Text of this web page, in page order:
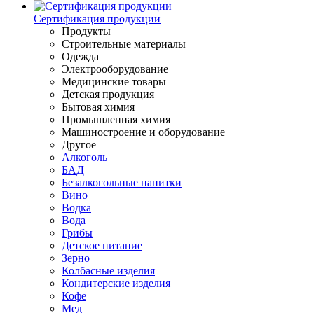
Сертификация продукции
Продукты
Строительные материалы
Одежда
Электрооборудование
Медицинские товары
Детская продукция
Бытовая химия
Промышленная химия
Машиностроение и оборудование
Другое
Алкоголь
БАД
Безалкогольные напитки
Вино
Водка
Вода
Грибы
Детское питание
Зерно
Колбасные изделия
Кондитерские изделия
Кофе
Мед